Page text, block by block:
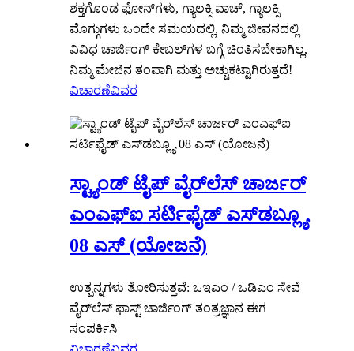
ಶಕ್ತಗೊಂಡ ಫೋನ್‌ಗಳು, ಗ್ಯಾಲಕ್ಸಿ ವಾಚ್, ಗ್ಯಾಲಕ್ಸಿ
ಮೊಗ್ಗುಗಳು ಒಂದೇ ಸಮಯದಲ್ಲಿ, ನಿಮ್ಮ ಜೀವನದಲ್ಲಿ
ವಿವಿಧ ಚಾರ್ಜಿಂಗ್ ಕೇಬಲ್‌ಗಳ ಬಗ್ಗೆ ಚಿಂತಿಸಬೇಕಾಗಿಲ್ಲ,
ನಿಮ್ಮ ಮೇಜಿನ ತಂಪಾಗಿ ಮತ್ತು ಅಚ್ಚುಕಟ್ಟಾಗಿರುತ್ತದೆ!
ವಿಚಾರಣೆವಿವರ
ಸ್ಟ್ಯಾಂಡ್ ಟೈಪ್ ವೈರ್‌ಲೆಸ್ ಚಾರ್ಜರ್
ಎಂಎಫ್‌ಐ ಸರ್ಟಿಫೈಡ್ ಎಸ್‌ಡಬ್ಲ್ಯೂ
08 ಎಸ್ (ಯೋಜನೆ)
ಉತ್ಪನ್ನಗಳು ತೋರಿಸುತ್ತವೆ: ಒಇಎಂ / ಒಡಿಎಂ ಸೇವೆ
ವೈರ್‌ಲೆಸ್ ಫಾಸ್ಟ್ ಚಾರ್ಜಿಂಗ್ ತಂತ್ರಜ್ಞಾನ ಈಗ
ಸಂಪರ್ಕಿಸಿ